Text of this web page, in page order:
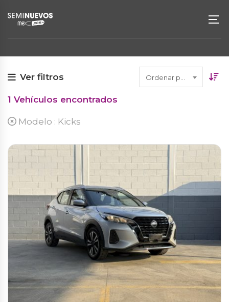
Ver filtros
1 Vehículos encontrados
Modelo : Kicks